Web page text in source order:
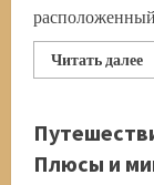
Читать далее
Плюсы и